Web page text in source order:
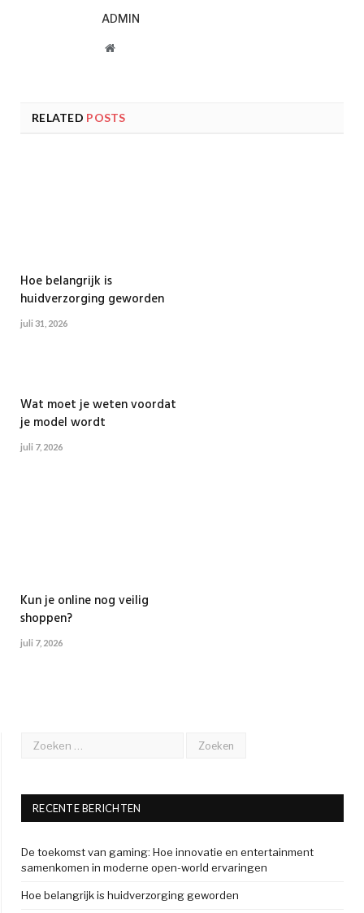
ADMIN
Website
RELATED POSTS
Hoe belangrijk is
huidverzorging geworden
juli 31, 2026
Wat moet je weten voordat
je model wordt
juli 7, 2026
Kun je online nog veilig
shoppen?
juli 7, 2026
RECENTE BERICHTEN
De toekomst van gaming: Hoe innovatie en entertainment
samenkomen in moderne open-world ervaringen
Hoe belangrijk is huidverzorging geworden